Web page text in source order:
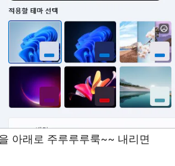
아래로 주루루루룩~~ 내리면